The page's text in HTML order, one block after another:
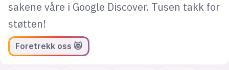
sakene våre i Google Discover. Tusen takk for
støtten!
Foretrekk oss 😻